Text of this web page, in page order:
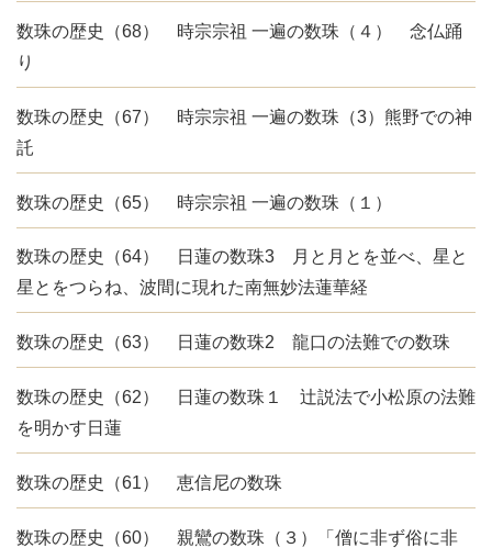
数珠の歴史（68） 時宗宗祖 一遍の数珠（４） 念仏踊
り
数珠の歴史（67） 時宗宗祖 一遍の数珠（3）熊野での神
託
数珠の歴史（65） 時宗宗祖 一遍の数珠（１）
数珠の歴史（64） 日蓮の数珠3 月と月とを並べ、星と
星とをつらね、波間に現れた南無妙法蓮華経
数珠の歴史（63） 日蓮の数珠2 龍口の法難での数珠
数珠の歴史（62） 日蓮の数珠１ 辻説法で小松原の法難
を明かす日蓮
数珠の歴史（61） 恵信尼の数珠
数珠の歴史（60） 親鸞の数珠（３）「僧に非ず俗に非